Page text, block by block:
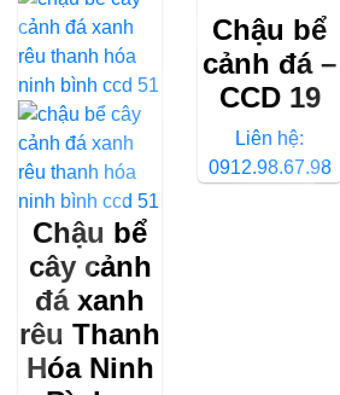
Chậu bể
cây cảnh
đá xanh
rêu Thanh
Hóa Ninh
Chậu bể
cảnh đá –
CCD 19
Liên hệ:
0912.98.67.98